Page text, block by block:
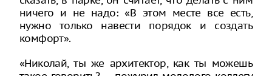
ничего и не надо: «В этом месте все есть,
нужно только навести порядок и создать
комфорт».
«Николай, ты же архитектор, как ты можешь